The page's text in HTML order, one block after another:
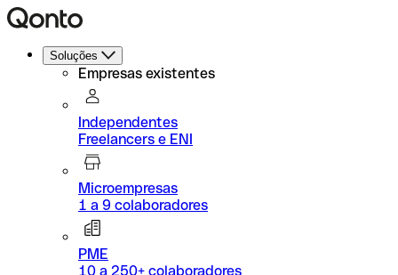
Soluções
Empresas existentes
Independentes
Freelancers e ENI
Microempresas
1 a 9 colaboradores
PME
10 a 250+ colaboradores